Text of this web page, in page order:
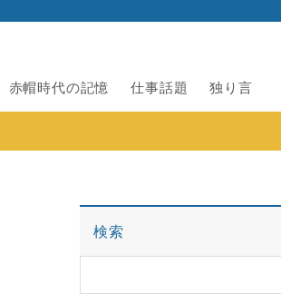
赤帽時代の記憶 仕事話題 独り言
検索